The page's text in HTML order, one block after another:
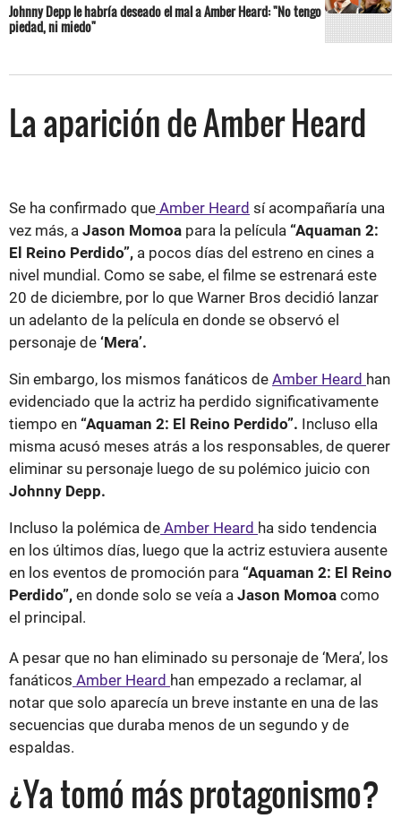
Johnny Depp le habría deseado el mal a Amber Heard: "No tengo
piedad, ni miedo"
La aparición de Amber Heard
Se ha confirmado que Amber Heard sí acompañaría una
vez más, a Jason Momoa para la película “Aquaman 2:
El Reino Perdido”, a pocos días del estreno en cines a
nivel mundial. Como se sabe, el filme se estrenará este
20 de diciembre, por lo que Warner Bros decidió lanzar
un adelanto de la película en donde se observó el
personaje de ‘Mera’.
Sin embargo, los mismos fanáticos de Amber Heard han
evidenciado que la actriz ha perdido significativamente
tiempo en “Aquaman 2: El Reino Perdido”. Incluso ella
misma acusó meses atrás a los responsables, de querer
eliminar su personaje luego de su polémico juicio con
Johnny Depp.
Incluso la polémica de Amber Heard ha sido tendencia
en los últimos días, luego que la actriz estuviera ausente
en los eventos de promoción para “Aquaman 2: El Reino
Perdido”, en donde solo se veía a Jason Momoa como
el principal.
A pesar que no han eliminado su personaje de ‘Mera’, los
fanáticos Amber Heard han empezado a reclamar, al
notar que solo aparecía un breve instante en una de las
secuencias que duraba menos de un segundo y de
espaldas.
¿Ya tomó más protagonismo?